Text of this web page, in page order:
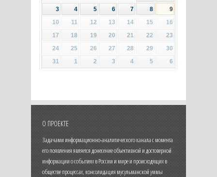
3
4 5 6 7 8
9
10
11 12 13 14 15
16
17
18 19 20 21 22
23
24
25 26 27 28 29
30
31
1 2 3 4 5 6
О ПРОЕКТЕ
Задачами информационно-аналитического канала с момента
его появления является донесение объективной и достоверной
информации о событиях в России и мире и происходящих в
обществе процессах, консолидация мусульманской уммы